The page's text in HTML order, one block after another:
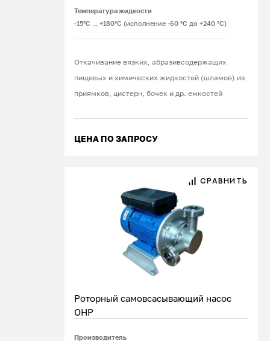
Температура жидкости
-15°С ... +180°С (исполнение -60 °С до +240 °С)
Откачивание вязких, абразивсодержащих
пищевых и химических жидкостей (шламов) из
приямков, цистерн, бочек и др. емкостей
ЦЕНА ПО ЗАПРОСУ
СРАВНИТЬ
Роторный самовсасывающий насос
ОНР
Производитель